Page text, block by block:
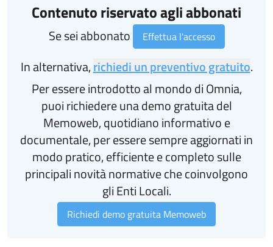
Contenuto riservato agli abbonati
Se sei abbonato Effettua l'accesso
In alternativa,richiedi un preventivo gratuito.
Per essere introdotto al mondo di Omnia,
puoi richiedere una demo gratuita del
Memoweb, quotidiano informativo e
documentale, per essere sempre aggiornati in
modo pratico, efficiente e completo sulle
principali novità normative che coinvolgono
gli Enti Locali.
Richiedi demo gratuita Memoweb